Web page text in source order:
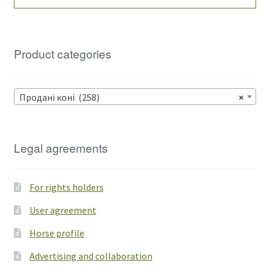
Product categories
×
Продані коні (258)
Legal agreements
For rights holders
User agreement
Horse profile
Advertising and collaboration